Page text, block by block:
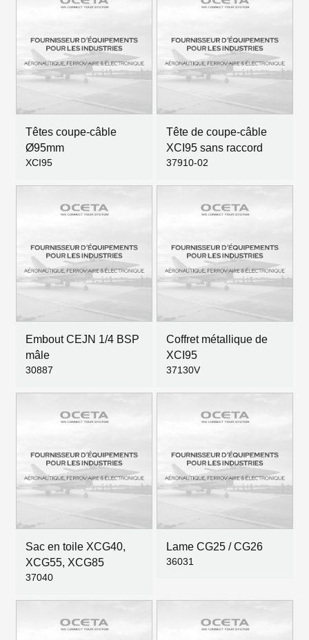
Têtes coupe-câble
Ø95mm
XCI95
Tête de coupe-câble
XCI95 sans raccord
37910-02
Embout CEJN 1/4 BSP
mâle
30887
Coffret métallique de
XCI95
37130V
Sac en toile XCG40,
XCG55, XCG85
37040
Lame CG25 / CG26
36031